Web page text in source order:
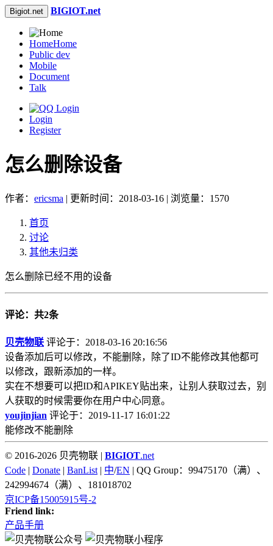
Bigiot.net BIGIOT.net
HomeHome
Public dev
Mobile
Document
Talk
Login
Register
怎么删除设备
作者： ericsma | 更新时间：2018-03-16 | 浏览量：1570
首页
讨论
其他未归类
怎么删除已经不用的设备
评论：共2条
贝壳物联 评论于：2018-03-16 20:16:56
设备添加后可以修改，不能删除，除了ID不能修改其他都可
以修改，跟新添加的一样。
实在不想要可以把ID和APIKEY贴出来，让别人获取过去，别
人获取的时候需要你在用户中心同意。
youjinjian 评论于：2019-11-17 16:01:22
能修改不能删除
© 2016-2026 贝壳物联 | BIGIOT.net
Code | Donate | BanList| 中/EN | QQ Group：99475170（满）、
242994674（满）、181018702
京ICP备15005915号-2
Friend link:
产品手册